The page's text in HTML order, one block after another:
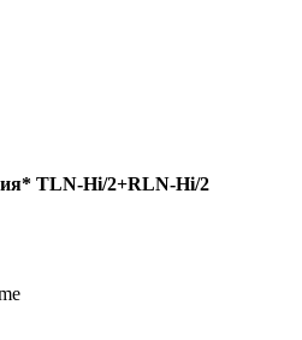
TLN-Hi/2+RLN-Hi/2